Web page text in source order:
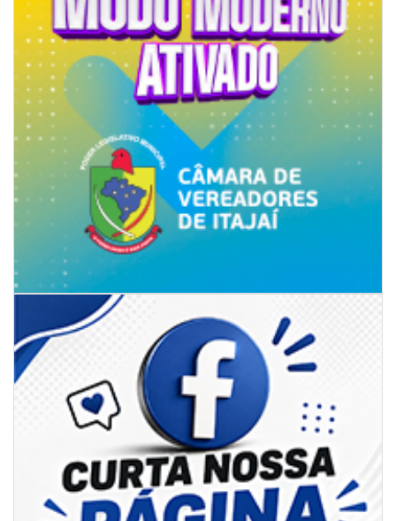
08/08/2026 | 07:00
Limpeza de valas e ribeirões avança no interior de Itajaí
ITAJAÍ